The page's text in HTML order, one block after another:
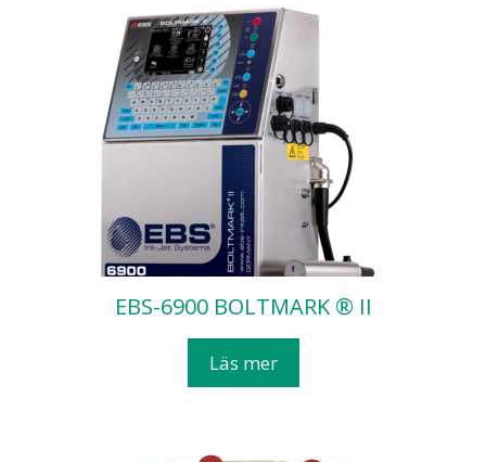
EBS-6900 BOLTMARK ® II
Läs mer